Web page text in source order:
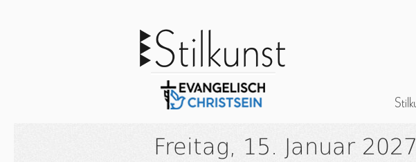
Freitag, 15. Januar 2027